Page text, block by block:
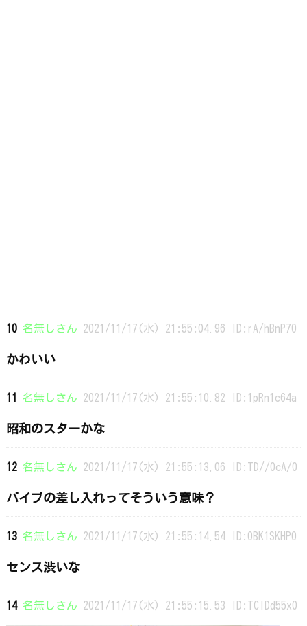
10 名無しさん 2021/11/17(水) 21:55:04.96 ID:rA/hBnP70
かわいい
11 名無しさん 2021/11/17(水) 21:55:10.82 ID:1pRn1c64a
昭和のスターかな
12 名無しさん 2021/11/17(水) 21:55:13.06 ID:TD//0cA/0
バイブの差し入れってそういう意味？
13 名無しさん 2021/11/17(水) 21:55:14.54 ID:0BK1SKHP0
センス渋いな
14 名無しさん 2021/11/17(水) 21:55:15.53 ID:TCIDd55x0